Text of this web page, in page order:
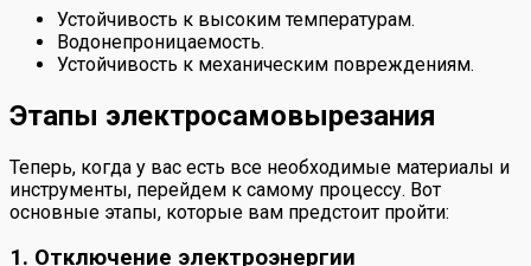
Устойчивость к высоким температурам.
Водонепроницаемость.
Устойчивость к механическим повреждениям.
Этапы электросамовырезания
Теперь, когда у вас есть все необходимые материалы и
инструменты, перейдем к самому процессу. Вот
основные этапы, которые вам предстоит пройти:
1. Отключение электроэнергии